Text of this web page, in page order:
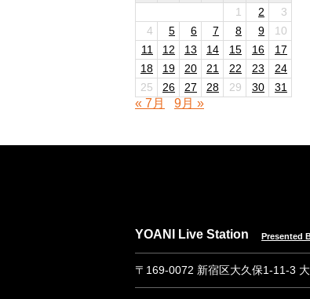
1
2
3
4
5 6 7 8 9
10
11
12 13 14 15 16
17
18
19 20 21 22 23
24
25
26 27 28 29 30 31
« 7月 9月 »
YOANI Live Station Presented
〒169-0072 新宿区大久保1-11-3